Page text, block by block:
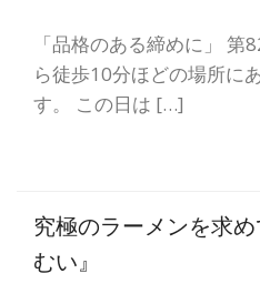
「品格のある締めに」
ら徒歩10分ほどの場所に
す。 この日は […]
究極のラーメンを求
むい』